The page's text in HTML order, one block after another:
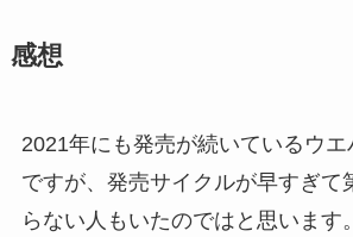
感想
2021年にも発売が続いているウ
ですが、発売サイクルが早すぎて
らない人もいたのではと思います